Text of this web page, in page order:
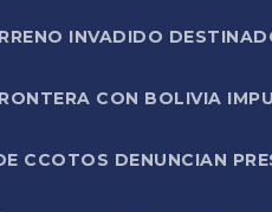
INVADIDO
CON BOLIVIA
CCOTOS DENUNCIAN